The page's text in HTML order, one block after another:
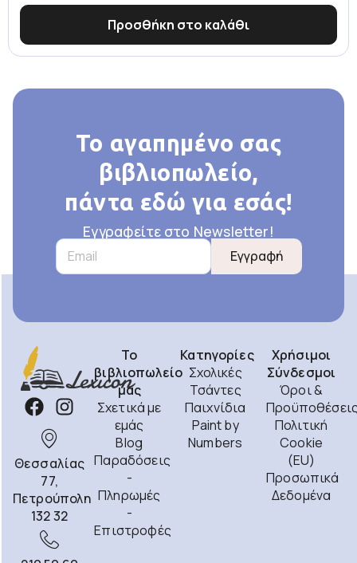
Προσθήκη στο καλάθι
Το αγαπημένο σας
βιβλιοπωλείο,
πάντα εδώ για εσάς!
Εγγραφείτε στο Newsletter!
Εγγραφή
Θεσσαλίας
77,
Πετρούπολη
132 32
Το
βιβλιοπωλείο
μας
Σχετικά με
εμάς
Blog
Παραδόσεις
-
Πληρωμές
-
Επιστροφές
Κατηγορίες
Σχολικές
Τσάντες
Παιχνίδια
Paint by
Numbers
Χρήσιμοι
Σύνδεσμοι
Όροι &
Πολιτική
Cookie
(EU)
Προσωπικά
Δεδομένα